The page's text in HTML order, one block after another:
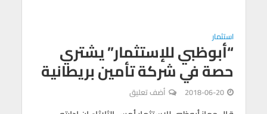
استثمار
“أبوظبي للإستثمار” يشتري
حصة في شركة تأمين بريطانية
2018-06-20 أضف تعليق